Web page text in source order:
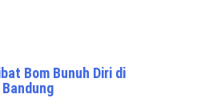
Bom Bunuh Diri di